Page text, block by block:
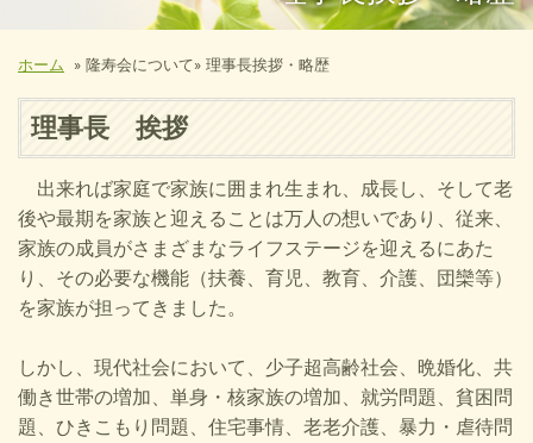
ホーム » 隆寿会について» 理事長挨拶・略歴
理事長 挨拶
出来れば家庭で家族に囲まれ生まれ、成長し、そして老
後や最期を家族と迎えることは万人の想いであり、従来、
家族の成員がさまざまなライフステージを迎えるにあた
り、その必要な機能（扶養、育児、教育、介護、団欒等）
を家族が担ってきました。
しかし、現代社会において、少子超高齢社会、晩婚化、共
働き世帯の増加、単身・核家族の増加、就労問題、貧困問
題、ひきこもり問題、住宅事情、老老介護、暴力・虐待問